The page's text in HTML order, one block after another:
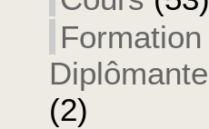
Formation
Diplômante
(2)